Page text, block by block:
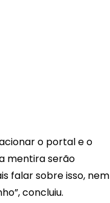
o portal e o
mentira serão
falar sobre isso, nem
concluiu.